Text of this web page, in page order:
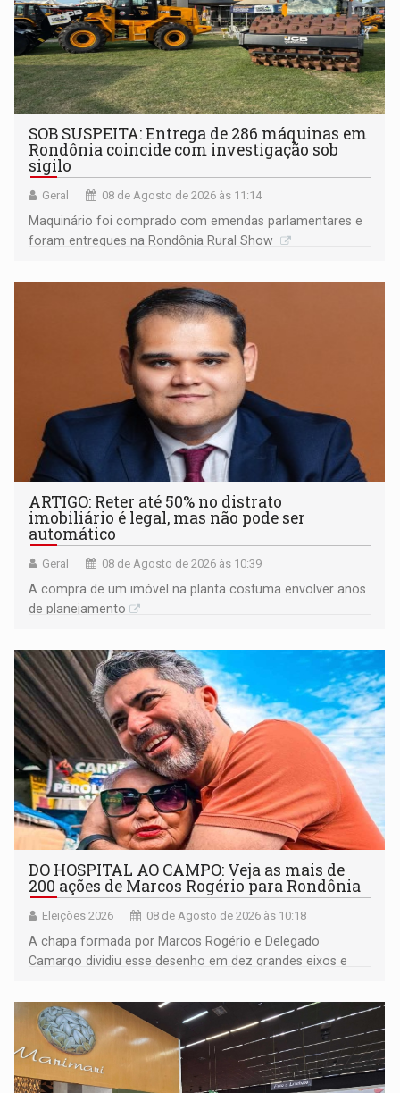
SOB SUSPEITA: Entrega de 286 máquinas em
Rondônia coincide com investigação sob
sigilo
Geral 08 de Agosto de 2026 às 11:14
Maquinário foi comprado com emendas parlamentares e
foram entregues na Rondônia Rural Show
ARTIGO: Reter até 50% no distrato
imobiliário é legal, mas não pode ser
automático
Geral 08 de Agosto de 2026 às 10:39
A compra de um imóvel na planta costuma envolver anos
de planejamento
DO HOSPITAL AO CAMPO: Veja as mais de
200 ações de Marcos Rogério para Rondônia
Eleições 2026 08 de Agosto de 2026 às 10:18
A chapa formada por Marcos Rogério e Delegado
Camargo dividiu esse desenho em dez grandes eixos e